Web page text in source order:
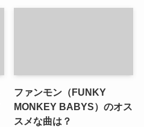
ファンモン（FUNKY
MONKEY BABYS）のオス
スメな曲は？